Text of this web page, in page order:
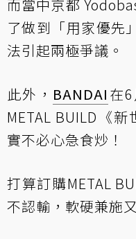
而當中京都
了做到「用家優先
法引起兩極爭議。
此外， BANDAI 在
METAL BUILD《
實不必心急食炒！
打算訂購METAL
不認輸，軟硬兼施